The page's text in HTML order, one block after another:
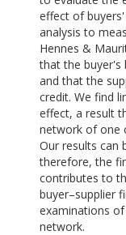
effect of
analysis to
Hennes &
that the buyer's
and that the
credit. We find
effect, a result
network of one
Our results can
therefore, the
contributes to
buyer–supplier
examinations
network.